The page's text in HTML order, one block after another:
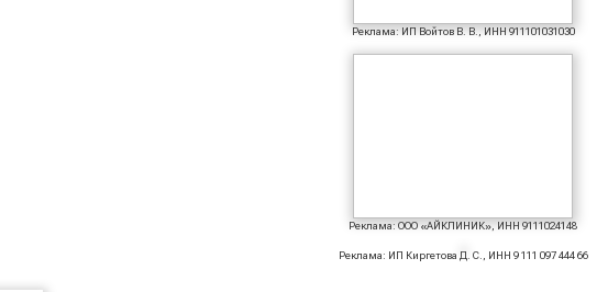
Реклама: ИП Войтов В. В., ИНН 911101031030
Реклама: ООО «АЙКЛИНИК», ИНН 9111024148
Реклама: ИП Киргетова Д. С., ИНН 9 111 097 444 66